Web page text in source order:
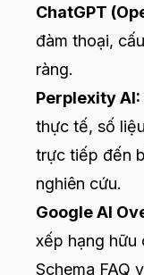
ChatGPT
đàm thoại,
ràng.
Perplexity AI:
thực tế, số
trực tiếp đến
nghiên cứu.
Google AI
xếp hạng hữu
Schema FAQ